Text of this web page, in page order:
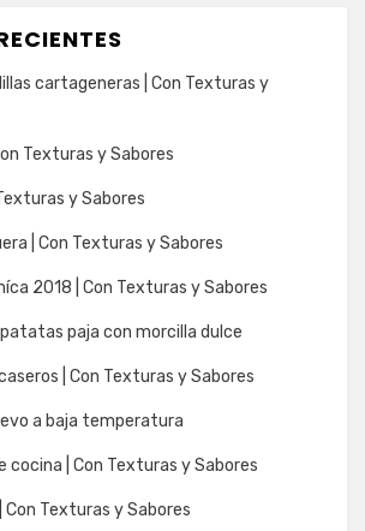
cartageneras | Con Texturas y
Texturas y Sabores
y Sabores
| Con Texturas y Sabores
2018 | Con Texturas y Sabores
patatas paja con morcilla dulce
| Con Texturas y Sabores
a baja temperatura
cocina | Con Texturas y Sabores
Con Texturas y Sabores